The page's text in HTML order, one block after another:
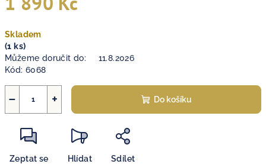
cena:
Skladem
(1 ks)
Můžeme doručit do:
11.8.2026
Kód: 6068
+
− Do košíku
Zeptat se Hlídat Sdílet